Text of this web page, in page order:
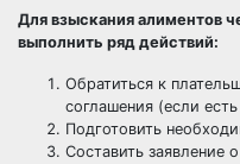
Для взыскания алиментов
выполнить ряд действий:
Обратиться к
соглашения (если
Подготовить
Составить заявление